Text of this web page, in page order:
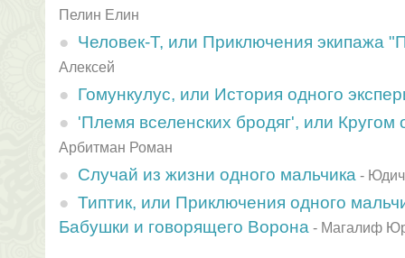
Пелин Елин
Человек-Т, или Приключения экипажа
Алексей
Гомункулус, или История одного
'Племя вселенских бродяг', или
Арбитман Роман
Случай из жизни одного мальчика -
Типтик, или Приключения одного
Бабушки и говорящего Ворона - Магалиф